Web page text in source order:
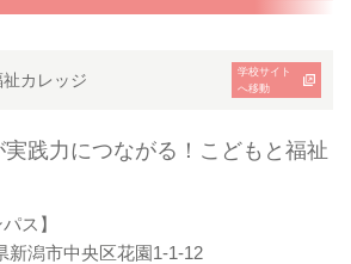
カレッジ
学校サイト
へ移動
践力につながる！こどもと福祉
ス】
新潟市中央区花園1-1-12